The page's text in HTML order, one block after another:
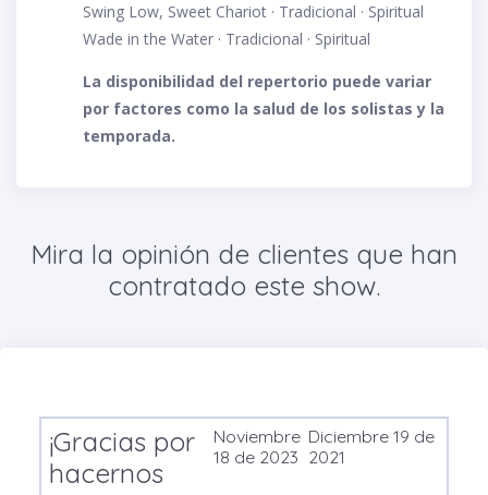
Swing Low, Sweet Chariot · Tradicional · Spiritual
Wade in the Water · Tradicional · Spiritual
La disponibilidad del repertorio puede variar
por factores como la salud de los solistas y la
temporada.
Mira la opinión de clientes que han
contratado este show.
¡Gracias por
hacernos
Noviembre
18 de 2023
Diciembre 19 de
2021